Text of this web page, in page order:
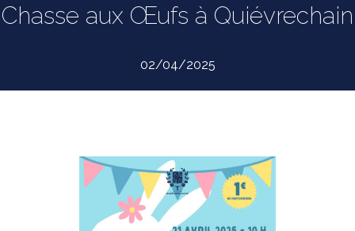
Chasse aux Œufs à Quiévrechain
02/04/2025